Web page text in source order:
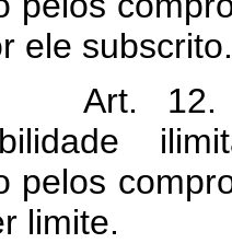
ele subscrito.
Art. 12.
pelos
limite.